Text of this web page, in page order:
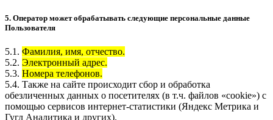
5. Оператор может обрабатывать следующие персональные данные
Пользователя
5.1. Фамилия, имя, отчество.
5.2. Электронный адрес.
5.3. Номера телефонов.
5.4. Также на сайте происходит сбор и обработка
обезличенных данных о посетителях (в т.ч. файлов «cookie») с
помощью сервисов интернет-статистики (Яндекс Метрика и
Гугл Аналитика и других).